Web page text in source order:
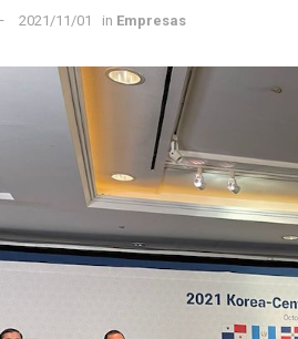
2021/11/01 in Empresas